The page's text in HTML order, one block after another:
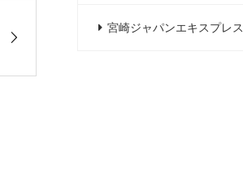
宮崎ジャパンエキスプレス